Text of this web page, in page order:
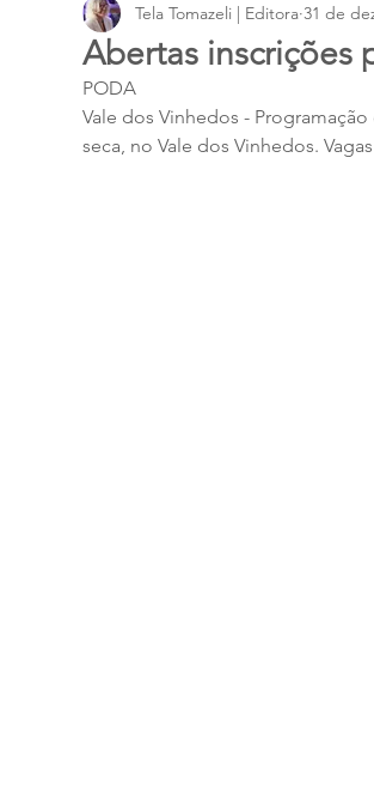
Abertas inscrições
Tela Tomazeli | Editora 31 de
PODA
Vale dos Vinhedos -
seca, no Vale dos Vinhedos.